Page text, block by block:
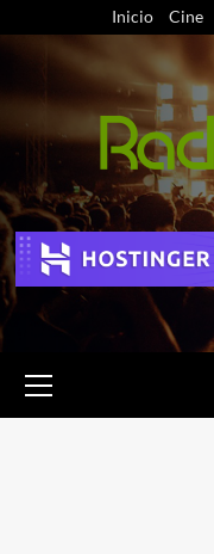
contenido
Inicio Cine
primario